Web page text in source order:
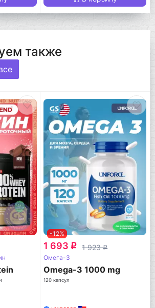
также
-12%
1 693 q 1 923q
Омега-3
Omega-3 1000 mg
120 капсул